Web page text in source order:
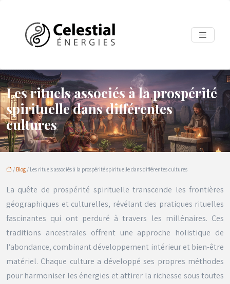
Les rituels associés à la prospérité
spirituelle dans différentes
cultures
/ Blog / Les rituels associés à la prospérité spirituelle dans différentes cultures
La quête de prospérité spirituelle transcende les frontières
géographiques et culturelles, révélant des pratiques rituelles
fascinantes qui ont perduré à travers les millénaires. Ces
traditions ancestrales offrent une approche holistique de
l’abondance, combinant développement intérieur et bien-être
matériel. Chaque culture a développé ses propres méthodes
pour harmoniser les énergies et attirer la richesse sous toutes